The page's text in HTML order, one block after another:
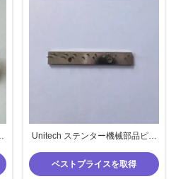
Unitech ステンター機械部品ピン
料針 16 ピン
ベストプライスを取得